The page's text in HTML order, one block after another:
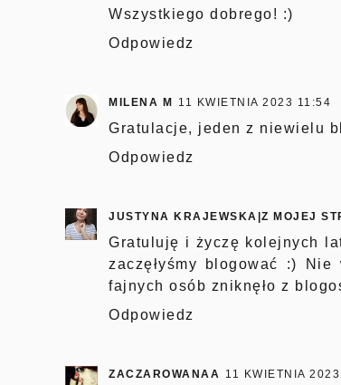
Wszystkiego dobrego! :)
Odpowiedz
MILENA M 11 KWIETNIA 2023 11:54
Gratulacje, jeden z niewielu
Odpowiedz
JUSTYNA KRAJEWSKA|Z MOJEJ
Gratuluję i życzę kolejnych
zaczęłyśmy blogować :)
fajnych osób zniknęło z
Odpowiedz
ZACZAROWANAA 11 KWIETNIA